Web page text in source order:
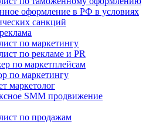
оформление в РФ в условиях
санкций
по маркетингу
по рекламе и PR
по маркетплейсам
по маркетингу
маркетолог
SMM продвижение
по продажам